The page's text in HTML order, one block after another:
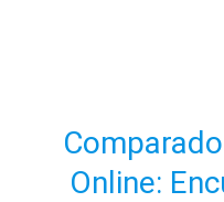
Online: